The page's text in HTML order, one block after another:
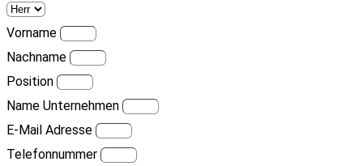
Vorname
Nachname
Position
Name Unternehmen
E-Mail Adresse
Telefonnummer